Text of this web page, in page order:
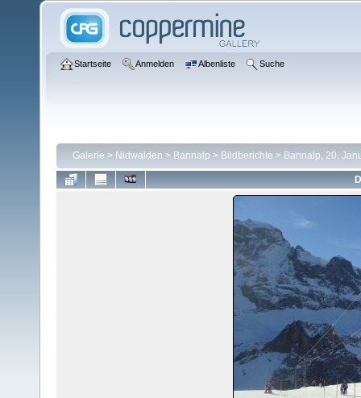
Startseite Anmelden Albenliste Suche
Galerie > Nidwalden > Bannalp > Bildberichte > Bannalp, 20.